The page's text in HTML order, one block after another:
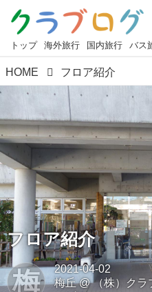
トップ 海外旅行 国内旅行 バス
HOME フロア紹介
フロア紹介
梅
2021-04-02
梅丘@（株）クラ